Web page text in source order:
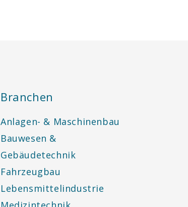
Branchen
Anlagen- & Maschinenbau
Bauwesen &
Gebäudetechnik
Fahrzeugbau
Lebensmittelindustrie